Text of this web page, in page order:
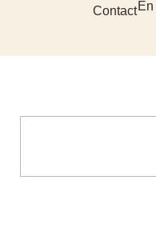
contenu
ContactEn